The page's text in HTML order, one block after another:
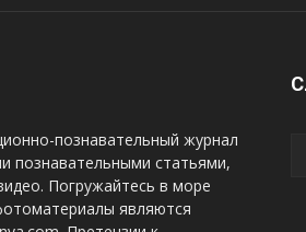
познавательный журнал
познавательными статьями,
Погружайтесь в море
являются